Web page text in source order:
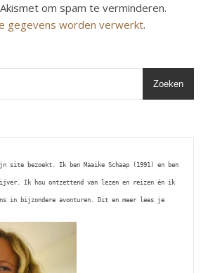
om spam te verminderen.
gegevens worden verwerkt.
Zoeken
site bezoekt. Ik ben Maaike Schaap (1991) en ben
Ik hou ontzettend van lezen en reizen én ik
in bijzondere avonturen. Dit en meer lees je